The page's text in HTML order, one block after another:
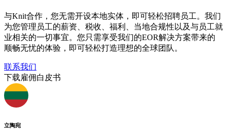
与Knit合作，您无需开设本地实体，即可轻松招聘员工。我们
为您管理员工的薪资、税收、福利、当地合规性以及与员工就
业相关的一切事宜。您只需享受我们的EOR解决方案带来的
顺畅无忧的体验，即可轻松打造理想的全球团队。
联系我们
下载雇佣白皮书
立陶宛